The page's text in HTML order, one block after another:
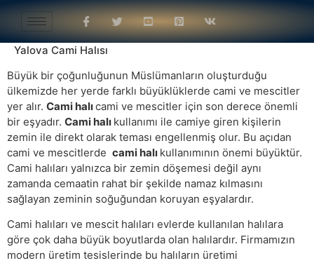
Yalova Cami Halısı
Büyük bir çoğunluğunun Müslümanların oluşturduğu
ülkemizde her yerde farklı büyüklüklerde cami ve mescitler
yer alır. Cami halıcami ve mescitler için son derece önemli
bir eşyadır. Cami halı kullanımı ile camiye giren kişilerin
zemin ile direkt olarak teması engellenmiş olur. Bu açıdan
cami ve mescitlerde cami halı kullanımının önemi büyüktür.
Cami halıları yalnızca bir zemin döşemesi değil aynı
zamanda cemaatin rahat bir şekilde namaz kılmasını
sağlayan zeminin soğuğundan koruyan eşyalardır.
Cami halıları ve mescit halıları evlerde kullanılan halılara
göre çok daha büyük boyutlarda olan halılardır. Firmamızın
modern üretim tesislerinde bu halıların üretimi